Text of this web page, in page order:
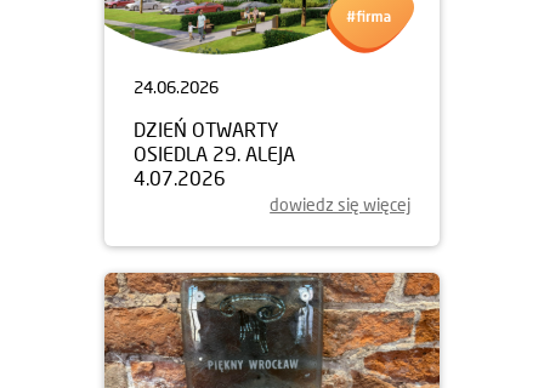
24.06.2026
DZIEŃ OTWARTY
OSIEDLA 29. ALEJA
4.07.2026
dowiedz się więcej